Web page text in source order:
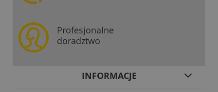
Profesjonalne
doradztwo
INFORMACJE